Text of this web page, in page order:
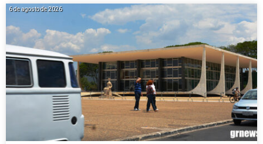
6 de agosto de 2026